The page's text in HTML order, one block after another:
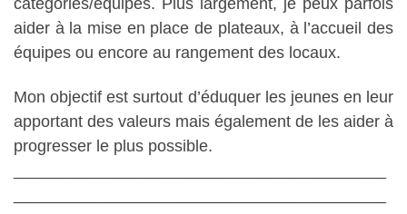
aider à la mise en place de plateaux, à l’accueil des
équipes ou encore au rangement des locaux.
Mon objectif est surtout d’éduquer les jeunes en leur
apportant des valeurs mais également de les aider à
progresser le plus possible.